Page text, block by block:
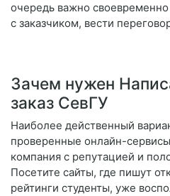
очередь важно своевременно
с заказчиком, вести
Зачем нужен
заказ СевГУ
Наиболее действенный
проверенные онлайн-
компания с репутацией и
Посетите сайты, где пишут
рейтинги студенты, уже